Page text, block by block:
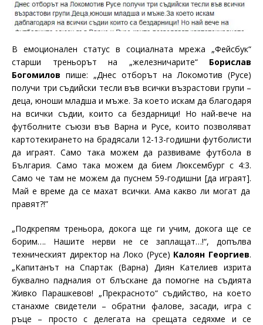
В емоционален статус в социалната мрежа „Фейсбук“
старши треньорът на „железничарите“ Борислав
Богомилов пише: „Днес отборът на Локомотив (Русе)
получи три съдийски тесли във всички възрастови групи –
деца, юноши младша и мъже. За което искам да благодаря
на всички съдии, които са бездарници! Но най-вече на
футболните съюзи във Варна и Русе, които позволяват
картотекирането на брадясали 12-13-годишни футболисти
да играят. Само така можем да развиваме футбола в
България. Само така можем да бием Люксембург с 4:3.
Само че там не можем да пуснем59-годишни [да играят].
Май е време да се махат всички. Ама какво ли могат да
правят?!”
„Подкрепям треньора, докога ще ги учим, докога ще се
борим…. Нашите нерви не се заплащат…!“, допълва
техническият директор на Локо (Русе) Калоян Георгиев.
„Капитанът на Спартак (Варна) Диян Кателиев изрита
буквално падналия от блъскане да помогне на съдията
Живко Парашкевов! „Прекрасното“ съдийство, на което
станахме свидетели – обратни фалове, засади, игра с
ръце – просто с делегата на срещата седяхме и се